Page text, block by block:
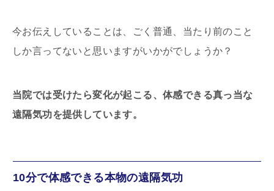
今お伝えしていることは、ごく普通、当たり前のこと
しか言ってないと思いますがいかがでしょうか？
当院では受けたら変化が起こる、体感できる真っ当な
遠隔気功を提供しています。
10分で体感できる本物の遠隔気功